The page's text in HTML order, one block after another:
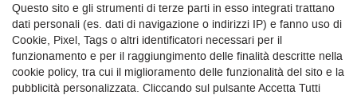
Ho letto e accetto l'informativa privacy *
Acconsento al trattamento dei miei dati per finalità di
marketing
Questo sito e gli strumenti di terze parti in esso integrati trattano
dati personali (es. dati di navigazione o indirizzi IP) e fanno uso di
Cookie, Pixel, Tags o altri identificatori necessari per il
funzionamento e per il raggiungimento delle finalità descritte nella
cookie policy, tra cui il miglioramento delle funzionalità del sito e la
pubblicità personalizzata. Cliccando sul pulsante Accetta Tutti